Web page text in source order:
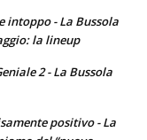
intoppo - La Bussola
la lineup
2 - La Bussola
positivo - La